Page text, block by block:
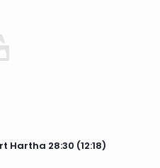
Hartha 28:30 (12:18)